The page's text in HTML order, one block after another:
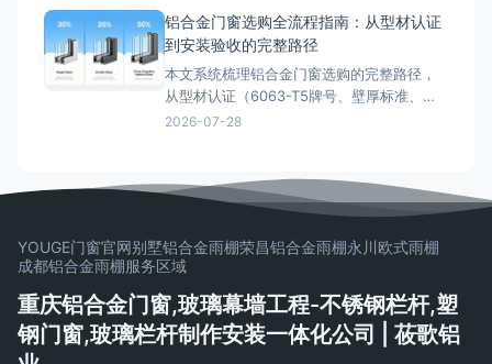
距究竟来自哪里？本文将从型材、玻璃、五
金、密封材料和安装五个维度，深度拆解断
桥铝门窗的价格构成，帮助您看懂报价单，
避开低价陷阱。 一、断
铝合金门窗选购全流程指南：从型材认证
到安装验收的完整路径
本文系统梳理铝合金门窗选购的完整路径，
从型材认证（6063-T5牌号、壁厚标准、表
面处理工艺）、性能检测（抗风压、气密、
选型到安装验收，提供五维评估框架，帮助
消费者科学选购铝合金门窗，避免踩坑。
2026-07-28
YOUGE门窗官网别墅铝合金雨棚荣昌铝合金雨棚永川欧式雨棚
成都铝合金雨棚服务区域
重庆铝合金门窗,玻璃幕墙工程-不锈钢栏杆,塑
钢门窗,玻璃栏杆制作安装一体化公司 | 莜歌铝